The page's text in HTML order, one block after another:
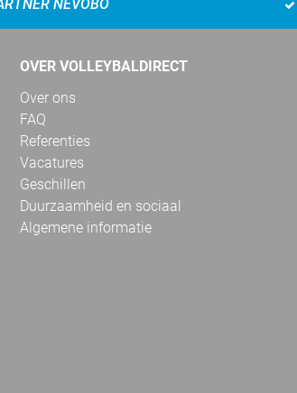
NEVOBO
OVER VOLLEYBALDIRECT
Over ons
FAQ
Referenties
Vacatures
Geschillen
Duurzaamheid en sociaal
Algemene informatie